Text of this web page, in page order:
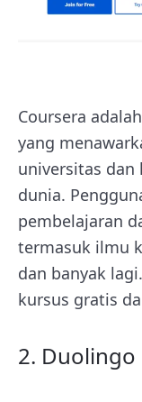
Coursera
yang
universitas dan
dunia.
pembelajaran
termasuk ilmu
dan banyak
kursus gratis
2. Duolingo